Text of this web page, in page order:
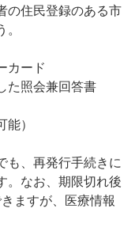
の住民登録のある市
カード
た照会兼回答書
）
も、再発行手続きに
。なお、期限切れ後
ますが、医療情報